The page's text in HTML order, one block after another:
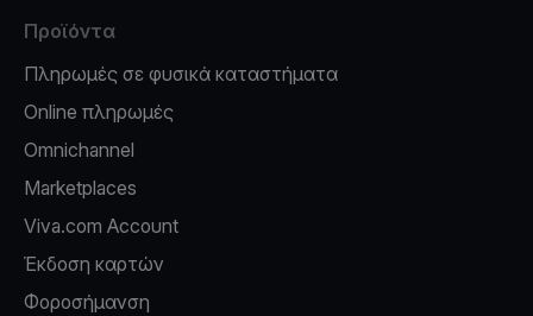
Προϊόντα
Πληρωμές σε φυσικά καταστήματα
Online πληρωμές
Omnichannel
Marketplaces
Viva.com Account
Έκδοση καρτών
Φοροσήμανση